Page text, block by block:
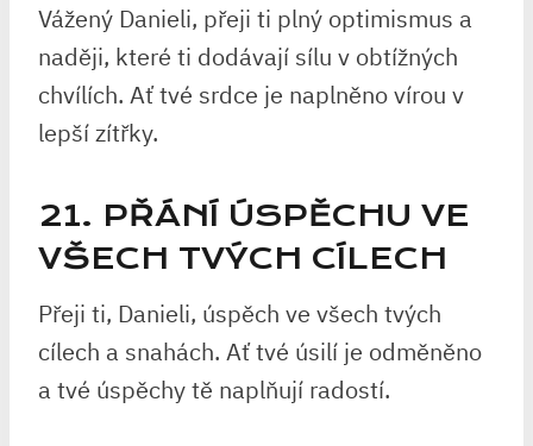
Vážený Danieli, přeji ti plný optimismus a
naději, které ti dodávají sílu v obtížných
chvílích. Ať tvé srdce je naplněno vírou v
lepší zítřky.
21. PŘÁNÍ ÚSPĚCHU VE
VŠECH TVÝCH CÍLECH
Přeji ti, Danieli, úspěch ve všech tvých
cílech a snahách. Ať tvé úsilí je odměněno
a tvé úspěchy tě naplňují radostí.